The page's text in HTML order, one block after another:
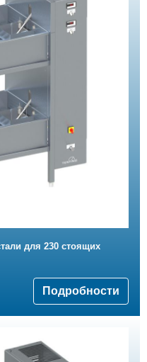
для 230 стоящих
Подробности